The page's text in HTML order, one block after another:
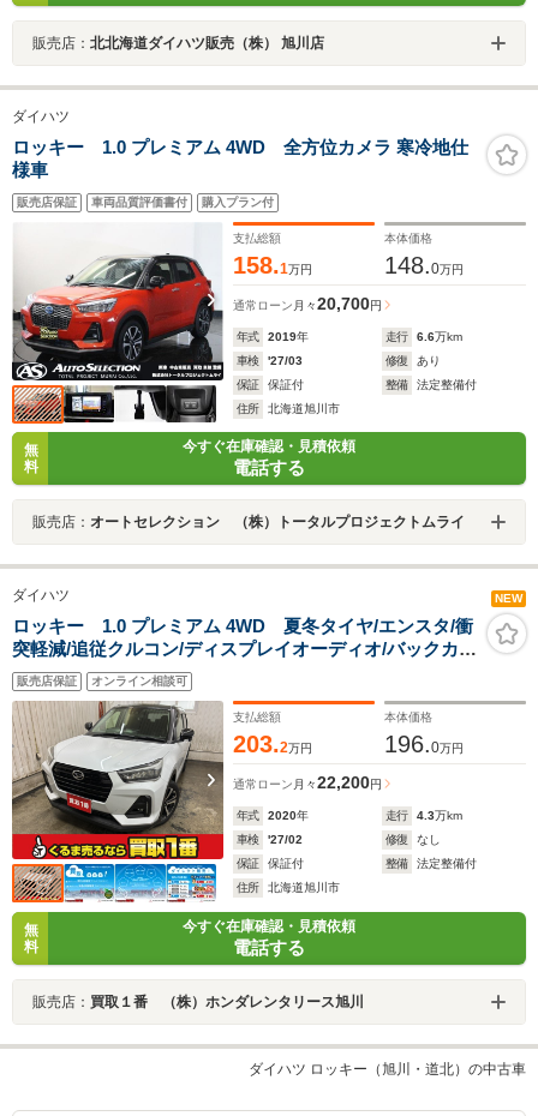
販売店： 北北海道ダイハツ販売（株） 旭川店
ダイハツ
ロッキー 1.0 プレミアム 4WD 全方位カメラ 寒冷地仕
様車
販売店保証 車両品質評価書付 購入プラン付
支払総額
158.1万円
本体価格
148.0万円
通常ローン 月々20,700円
年式 2019年 走行 6.6万km
車検
'27/03 修復
あり
保証
保証付 整備
法定整備付
住所
北海道旭川市
無
料
今すぐ在庫確認・見積依頼
電話する
販売店： オートセレクション （株）トータルプロジェクトムライ
ダイハツ NEW
ロッキー 1.0 プレミアム 4WD 夏冬タイヤ/エンスタ/衝
突軽減/追従クルコン/ディスプレイオーディオ/バックカメ
ラ/フルセグ/Bluetooth/ドラレコ前後/コーナーセンサー
販売店保証 オンライン相談可
支払総額
203.2万円
本体価格
196.0万円
通常ローン 月々22,200円
年式 2020年 走行 4.3万km
車検
'27/02 修復
なし
保証
保証付 整備
法定整備付
住所
北海道旭川市
無
料
今すぐ在庫確認・見積依頼
電話する
販売店： 買取１番 （株）ホンダレンタリース旭川
ダイハツ ロッキー（旭川・道北）の中古車